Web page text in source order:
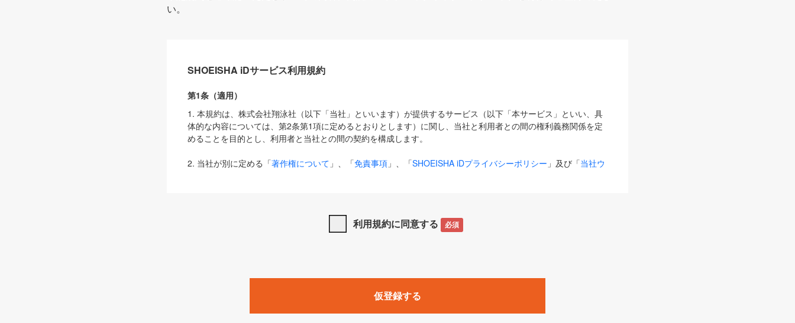
い。
SHOEISHA iDサービス利用規約
第1条（適用）
1. 本規約は、株式会社翔泳社（以下「当社」といいます）が提供するサービス（以下「本サービス」といい、具
体的な内容については、第2条第1項に定めるとおりとします）に関し、当社と利用者との間の権利義務関係を定
めることを目的とし、利用者と当社との間の契約を構成します。
2. 当社が別に定める「著作権について 」、「免責事項 」、「SHOEISHA iDプライバシーポリシー 」及び「当社ウ
は、本規約の規定が優先して適用されるものとします。
1. 「本サービス」とは、当社が提供する以下のサービス（名称や内容が変更された場合、変更後のサービスを含
みます）及びこれらサービスに関連して当社が実施するイベントやキャンペーンをいいます。
「SEBook」「SEShop」「CodeZine」「MarkeZine」「EnterpriseZine」「ECzine」「Biz/Zine」「HRzine」
利用規約に同意する 必須
仮登録する